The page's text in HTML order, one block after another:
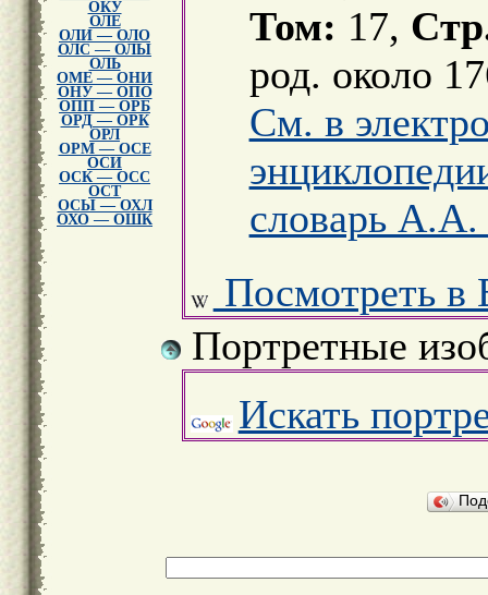
ОКУ
ОЛЕ
ОЛИ — ОЛО
ОЛС — ОЛЫ
ОЛЬ
ОМЕ — ОНИ
ОНУ — ОПО
ОПП — ОРБ
ОРД — ОРК
ОРЛ
ОРМ — ОСЕ
ОСИ
ОСК — ОСС
ОСТ
ОСЫ — ОХЛ
ОХО — ОШК
Том: 17,
род. около
См. в
словарь
Посмотреть в
Портретные
Искать